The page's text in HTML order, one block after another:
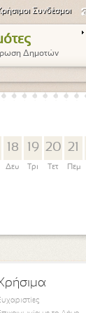
Συνδέσμοι
Δημοτών
18
Δευ
19
Τρι
20
Τετ
21
Πεμ